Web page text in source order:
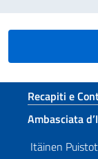
Recapiti e
Ambasciata
Itäinen